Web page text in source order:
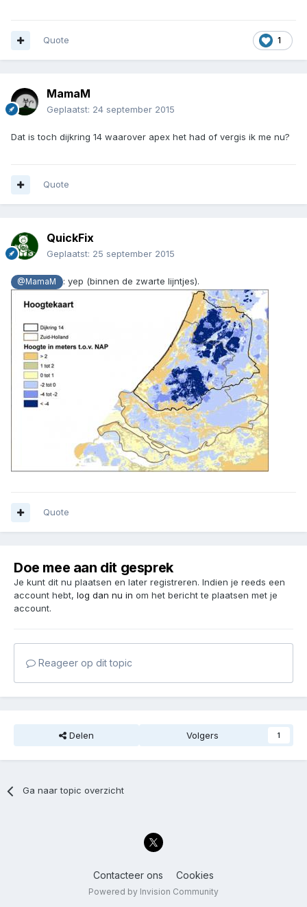
1
Quote
MamaM
Geplaatst: 24 september 2015
Dat is toch dijkring 14 waarover apex het had of vergis ik me nu?
Quote
QuickFix
Geplaatst: 25 september 2015
@MamaM : yep (binnen de zwarte lijntjes).
Quote
Doe mee aan dit gesprek
Je kunt dit nu plaatsen en later registreren. Indien je reeds een
account hebt, log dan nu in om het bericht te plaatsen met je
account.
Reageer op dit topic
Delen Volgers 1
Ga naar topic overzicht
Contacteer ons Cookies
Powered by Invision Community